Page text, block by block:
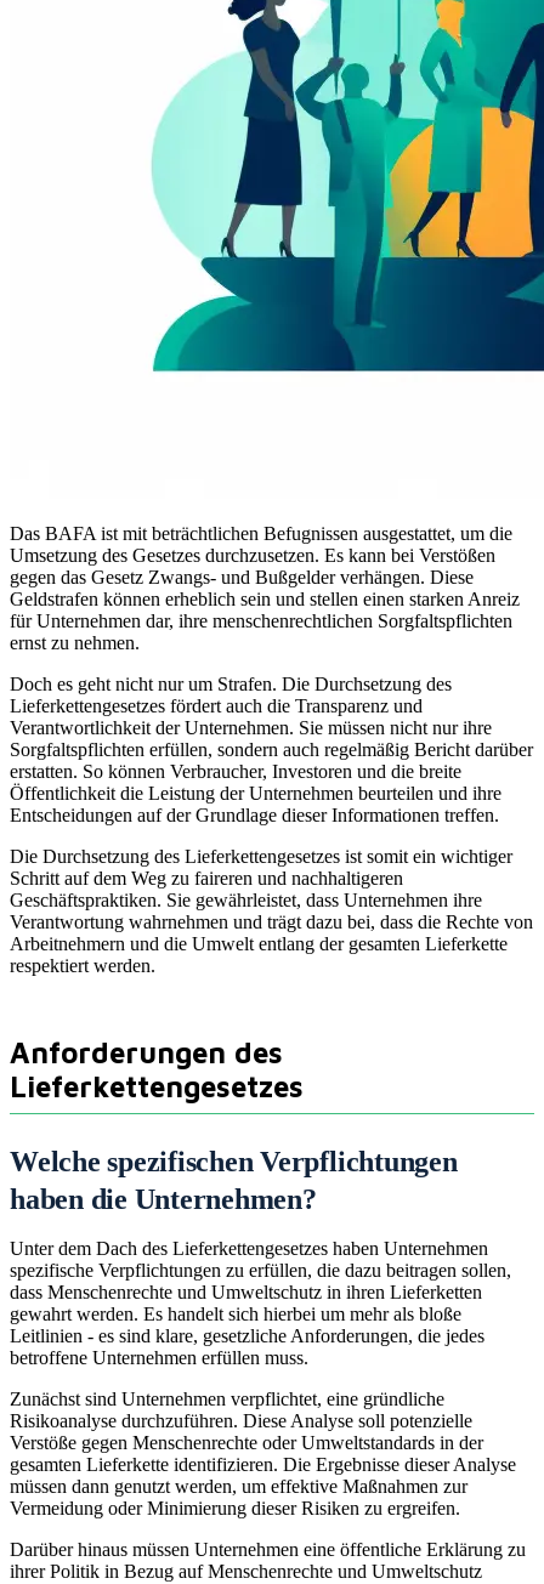
Das BAFA ist mit beträchtlichen Befugnissen ausgestattet, um die
Umsetzung des Gesetzes durchzusetzen. Es kann bei Verstößen
gegen das Gesetz Zwangs- und Bußgelder verhängen. Diese
Geldstrafen können erheblich sein und stellen einen starken Anreiz
für Unternehmen dar, ihre menschenrechtlichen Sorgfaltspflichten
ernst zu nehmen.
Doch es geht nicht nur um Strafen. Die Durchsetzung des
Lieferkettengesetzes fördert auch die Transparenz und
Verantwortlichkeit der Unternehmen. Sie müssen nicht nur ihre
Sorgfaltspflichten erfüllen, sondern auch regelmäßig Bericht darüber
erstatten. So können Verbraucher, Investoren und die breite
Öffentlichkeit die Leistung der Unternehmen beurteilen und ihre
Entscheidungen auf der Grundlage dieser Informationen treffen.
Die Durchsetzung des Lieferkettengesetzes ist somit ein wichtiger
Schritt auf dem Weg zu faireren und nachhaltigeren
Geschäftspraktiken. Sie gewährleistet, dass Unternehmen ihre
Verantwortung wahrnehmen und trägt dazu bei, dass die Rechte von
Arbeitnehmern und die Umwelt entlang der gesamten Lieferkette
respektiert werden.
Anforderungen des
Lieferkettengesetzes
Welche spezifischen Verpflichtungen
haben die Unternehmen?
Unter dem Dach des Lieferkettengesetzes haben Unternehmen
spezifische Verpflichtungen zu erfüllen, die dazu beitragen sollen,
dass Menschenrechte und Umweltschutz in ihren Lieferketten
gewahrt werden. Es handelt sich hierbei um mehr als bloße
Leitlinien - es sind klare, gesetzliche Anforderungen, die jedes
betroffene Unternehmen erfüllen muss.
Zunächst sind Unternehmen verpflichtet, eine gründliche
Risikoanalyse durchzuführen. Diese Analyse soll potenzielle
Verstöße gegen Menschenrechte oder Umweltstandards in der
gesamten Lieferkette identifizieren. Die Ergebnisse dieser Analyse
müssen dann genutzt werden, um effektive Maßnahmen zur
Vermeidung oder Minimierung dieser Risiken zu ergreifen.
Darüber hinaus müssen Unternehmen eine öffentliche Erklärung zu
ihrer Politik in Bezug auf Menschenrechte und Umweltschutz